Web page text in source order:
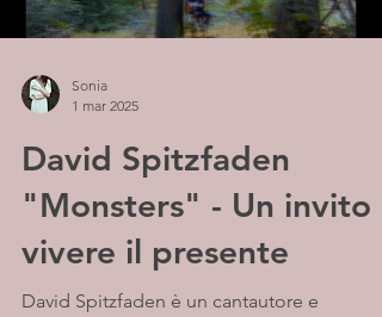
Sonia
1 mar 2025
David Spitzfaden
"Monsters" - Un invito a
vivere il presente
David Spitzfaden è un cantautore e